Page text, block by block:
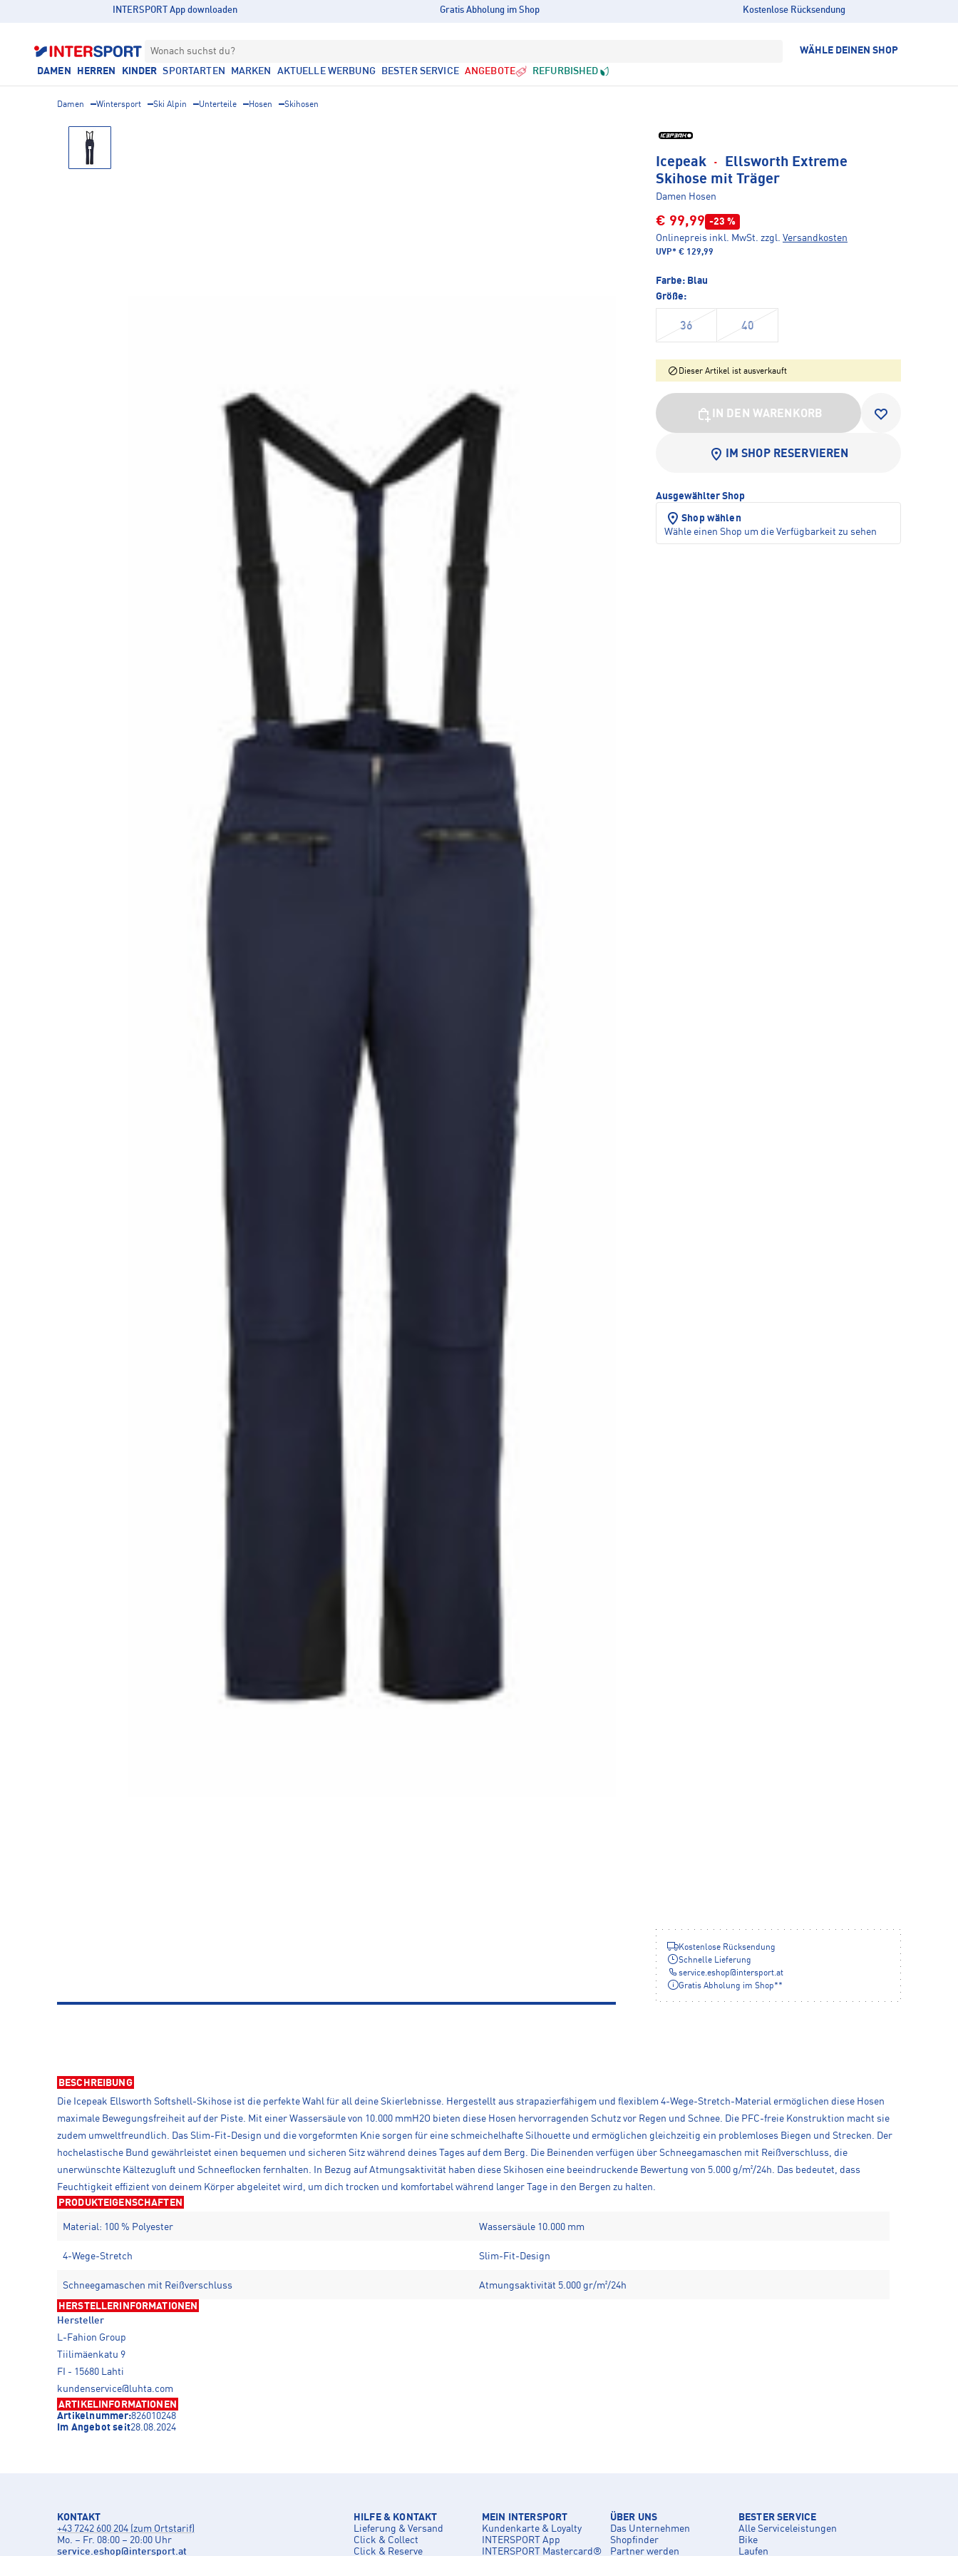
INTERSPORT App downloaden Gratis Abholung im Shop Kostenlose Rücksendung
Wonach suchst du? WÄHLE DEINEN SHOP
DAMEN HERREN KINDER SPORTARTEN MARKEN AKTUELLE WERBUNG BESTER SERVICE ANGEBOTE REFURBISHED
Damen Wintersport Ski Alpin Unterteile Hosen Skihosen
Icepeak · Ellsworth Extreme
Skihose mit Träger
Damen Hosen
€ 99,99 -23 %
Onlinepreis inkl. MwSt. zzgl. Versandkosten
UVP* € 129,99
Farbe: Blau
Größe:
36 40
Dieser Artikel ist ausverkauft
IN DEN WARENKORB
IM SHOP RESERVIEREN
Ausgewählter Shop
Shop wählen
Wähle einen Shop um die Verfügbarkeit zu sehen
Kostenlose Rücksendung
Schnelle Lieferung
service.eshop@intersport.at
Gratis Abholung im Shop**
BESCHREIBUNG
Die Icepeak Ellsworth Softshell-Skihose ist die perfekte Wahl für all deine Skierlebnisse. Hergestellt aus strapazierfähigem und flexiblem 4-Wege-Stretch-Material ermöglichen diese Hosen
maximale Bewegungsfreiheit auf der Piste. Mit einer Wassersäule von 10.000 mmH2O bieten diese Hosen hervorragenden Schutz vor Regen und Schnee. Die PFC-freie Konstruktion macht sie
zudem umweltfreundlich. Das Slim-Fit-Design und die vorgeformten Knie sorgen für eine schmeichelhafte Silhouette und ermöglichen gleichzeitig ein problemloses Biegen und Strecken. Der
hochelastische Bund gewährleistet einen bequemen und sicheren Sitz während deines Tages auf dem Berg. Die Beinenden verfügen über Schneegamaschen mit Reißverschluss, die
unerwünschte Kältezugluft und Schneeflocken fernhalten. In Bezug auf Atmungsaktivität haben diese Skihosen eine beeindruckende Bewertung von 5.000 g/m²/24h. Das bedeutet, dass
Feuchtigkeit effizient von deinem Körper abgeleitet wird, um dich trocken und komfortabel während langer Tage in den Bergen zu halten.
PRODUKTEIGENSCHAFTEN
Material: 100 % Polyester Wassersäule 10.000 mm
4-Wege-Stretch Slim-Fit-Design
Schneegamaschen mit Reißverschluss Atmungsaktivität 5.000 gr/m²/24h
HERSTELLERINFORMATIONEN
Hersteller
L-Fahion Group
Tiilimäenkatu 9
FI - 15680 Lahti
kundenservice@luhta.com
ARTIKELINFORMATIONEN
Artikelnummer:826010248
Im Angebot seit28.08.2024
KONTAKT
+43 7242 600 204 (zum Ortstarif)
Mo. – Fr. 08:00 – 20:00 Uhr
service.eshop@intersport.at
HILFE & KONTAKT
Lieferung & Versand
Click & Collect
Click & Reserve
MEIN INTERSPORT
Kundenkarte & Loyalty
INTERSPORT App
INTERSPORT Mastercard®
ÜBER UNS
Das Unternehmen
Shopfinder
Partner werden
BESTER SERVICE
Alle Serviceleistungen
Bike
Laufen